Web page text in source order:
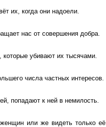
их, когда они надоели.
нас от совершения добра.
убивают их тысячами.
числа частных интересов.
попадают к ней в немилость.
или же видеть только её